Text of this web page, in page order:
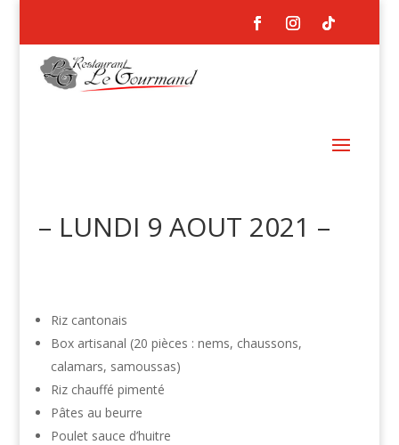
– LUNDI 9 AOUT 2021 –
Riz cantonais
Box artisanal (20 pièces : nems, chaussons,
calamars, samoussas)
Riz chauffé pimenté
Pâtes au beurre
Poulet sauce d’huitre